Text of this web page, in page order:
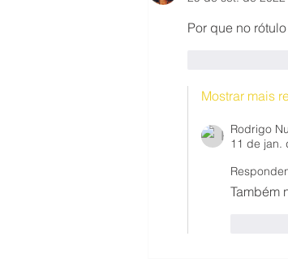
Por que no
Mostrar mais
Rodrigo
11 de jan.
Também